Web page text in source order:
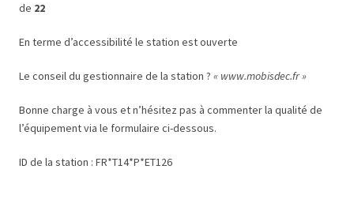
de 22
En terme d’accessibilité le station est ouverte
Le conseil du gestionnaire de la station ? « www.mobisdec.fr »
Bonne charge à vous et n’hésitez pas à commenter la qualité de
l’équipement via le formulaire ci-dessous.
ID de la station : FR*T14*P*ET126